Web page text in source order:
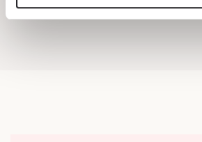
annons- och analysföretag som vi
Dessa kan i sin tur kombinera